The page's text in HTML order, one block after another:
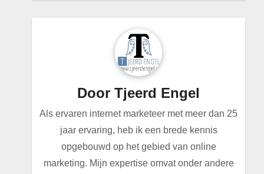
DoorTjeerd Engel
Als ervaren internet marketeer met meer dan 25
jaar ervaring, heb ik een brede kennis
opgebouwd op het gebied van online
marketing. Mijn expertise omvat onder andere